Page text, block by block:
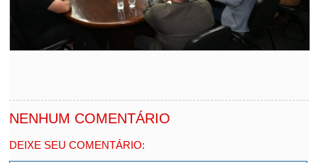
NENHUM COMENTÁRIO
DEIXE SEU COMENTÁRIO: